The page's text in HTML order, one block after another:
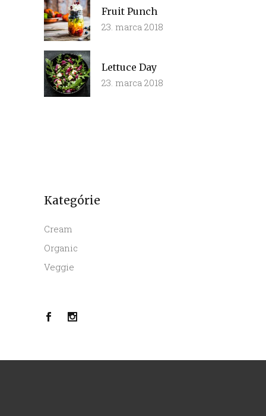
Fruit Punch
23. marca 2018
Lettuce Day
23. marca 2018
Kategórie
Cream
Organic
Veggie